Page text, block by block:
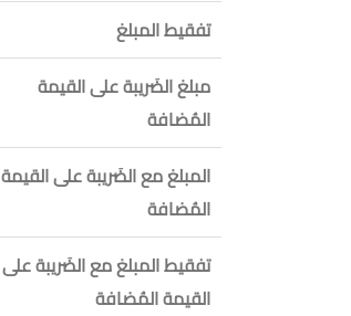
تفقيط المبلغ
مبلغ الضَريبة على القيمة
المُضافة
المبلغ مع الضَريبة على القيمة
المُضافة
تفقيط المبلغ مع الضَريبة على
القيمة المُضافة